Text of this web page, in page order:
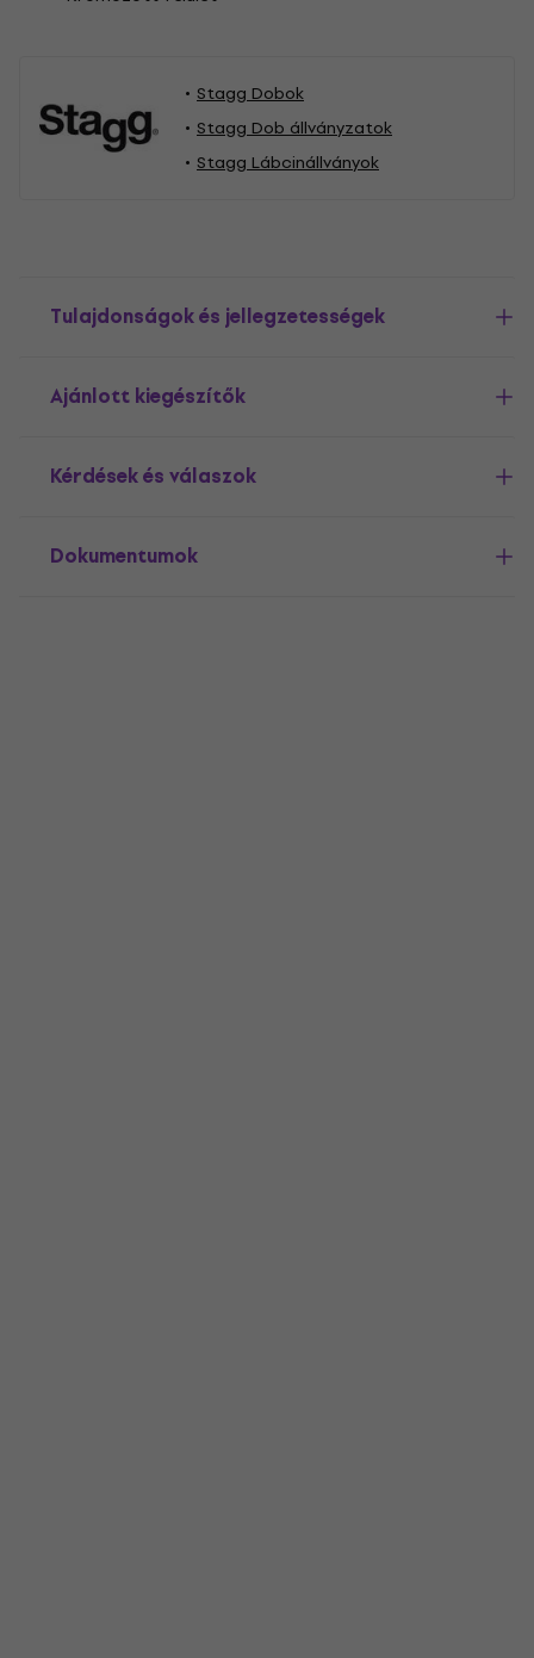
Stagg Dobok
Stagg Dob állványzatok
Stagg Lábcinállványok
Tulajdonságok és jellegzetességek
Ajánlott kiegészítők
Kérdések és válaszok
Dokumentumok